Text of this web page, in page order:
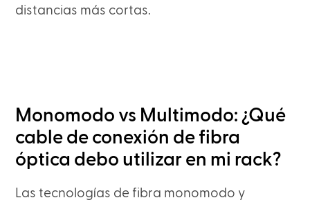
distancias más cortas.
Monomodo vs Multimodo: ¿Qué
cable de conexión de fibra
óptica debo utilizar en mi rack?
Las tecnologías de fibra monomodo y